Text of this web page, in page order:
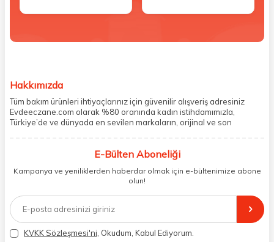
Hakkımızda
Tüm bakım ürünleri ihtiyaçlarınız için güvenilir alışveriş adresiniz
Evdeeczane.com olarak %80 oranında kadın istihdamımızla,
Türkiye’de ve dünyada en sevilen markaların, orijinal ve son
paketliyoruz. Herhangi bir durumdan dolayı olumsuz olarak geri
müşteri temsilcilerimiz aracılığı ile gerekli tüm desteği sağlıyoruz.
2017 yılından bugüne, yüzlerce marka ve binlerce ürün seçeneğini
doğrudan markalardan ya da markaların yetkili Türkiye
distribütörlerinden faturalı olarak tedarik ediyor ve müşterilerimize
aynı şekilde faturalı ve orijinal ambalajlarda gönderim sağlıyoruz.
Paketleme sürecinde geri dönüştürülebilir malzemeler kullanarak
atık oranımızı en aza indiriyor ve daha yaşanabilir bir dünya
E-Bülten Aboneliği
Kampanya ve yeniliklerden haberdar olmak için e-bültenimize abone
olun!
KVKK Sözleşmesi'ni , Okudum, Kabul Ediyorum.